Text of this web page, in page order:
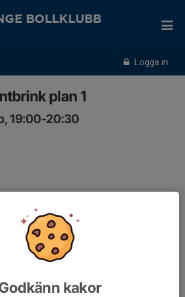
Logga in
BOLLKLUBB
plan 1
19:00-20:30
kakor